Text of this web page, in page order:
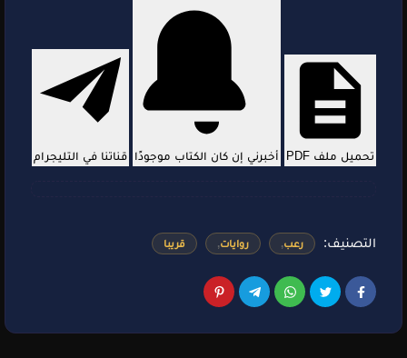
تحميل ملف PDF أخبرني إن كان الكتاب موجودًا قناتنا في التليجرام
التصنيف: رعب روايات قريبا